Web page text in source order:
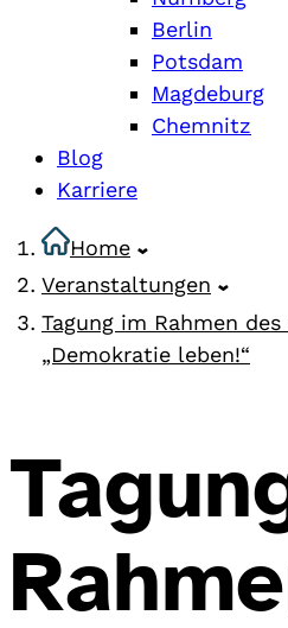
Berlin
Potsdam
Magdeburg
Chemnitz
Blog
Karriere
Home
Veranstaltungen
Tagung im Rahmen
„Demokratie leben!“